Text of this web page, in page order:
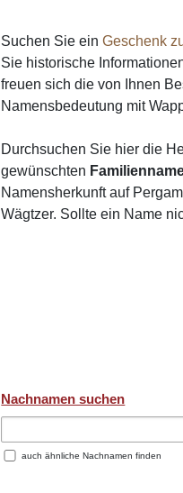
Suchen Sie einGeschenk
Sie historische
freuen sich die von Ihnen
Namensbedeutung mit
Durchsuchen Sie hier die
gewünschten
Namensherkunft auf
Wägtzer. Sollte ein Name
Nachnamen suchen
auch ähnliche Nachnamen finden